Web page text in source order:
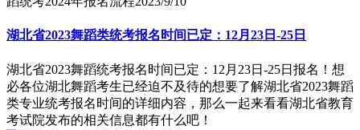
湖北省2023舞蹈类统考报名时间已定：12月23日-25日
湖北省2023舞蹈统考报名时间已定：12月23日-25日报名！想
必各位湖北舞蹈考生已经迫不及待的想要了解湖北省2023舞蹈
类专业统考报名时间的详细内容，那么一起来看看湖北省教育
考试院发布的相关信息都有什么吧！